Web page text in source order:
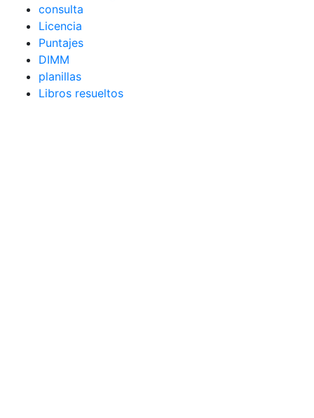
consulta
Licencia
Puntajes
DIMM
planillas
Libros resueltos